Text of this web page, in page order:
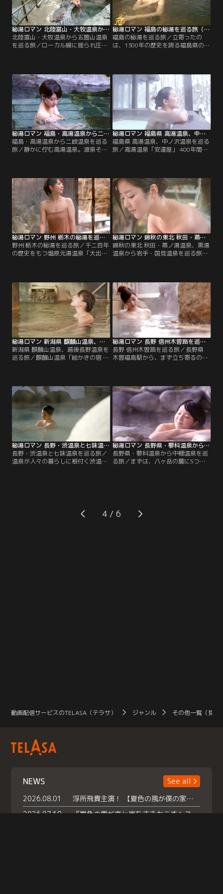
秘湯ロマン 北陸富山・大牧温泉から五箇山温泉を巡る旅（2016/02/24放送分）
北陸富山・大牧温泉から五箇山温泉
を巡る旅／ローカル線に揺られ庄川
泉 観光旅館」へ。渓谷にせり出す露
天岩風呂で絶景を堪能します。世界
遺産の里では、「五箇山荘」の露天
風呂で優しいお湯に身をまかせた
後、雪に抱かれた相倉集落を歩き合
掌造りの宿「庄七」へ。※紹介する
場所の営業時間などは取材当時の情
報です
秘湯ロマン 福島の秘湯を巡る旅（2017/06/25放送分）
福島の秘湯を巡る旅／立寄ったの
は、1300年の歴史を誇る福島県の古
東山温泉ではモダンな造りの老舗旅
館「庄助の宿 瀧の湯」へ。屋上にあ
る貸切露天風呂で満天の星空を見な
がらの湯浴みは最高！標高1000Mの
山腹に湧く横向温泉。※紹介する場
所の営業時間などは取材当時の情報
です
秘湯ロマン 福島・高湯温泉から二岐温泉を巡る旅（2016/03/23放送分）
福島・高湯温泉から二岐温泉を巡る
旅／静かに佇む高湯温泉。源泉そば
に癒されたら、茅葺屋根の湯小屋が
歴史を物語る「旅館 玉子湯」で、硫
黄の香と湯の花舞う湯治の名湯に浸
ります。※紹介する場所の営業時間
などは取材当時の情報です
秘湯ロマン 福島県 高湯温泉、中ノ沢温泉を巡る旅（2019/03/24放送分）
福島県 高湯温泉、中ノ沢温泉を巡る
旅／高湯温泉「安達屋」 400年間、
呂が。優しい肌触りの硫黄泉を楽し
みます。 中ノ沢温泉「御宿 万葉
亭」 安達太良山の山肌から湧き出す
強酸性のお湯、その湧出量は、何と
毎分1万リットル以上。※紹介する
場所の営業時間などは取材当時の情
報です
秘湯ロマン 野州 栃木の秘湯を巡る旅（2017/04/16放送分）
野州 栃木の秘湯を巡る旅／千二百年
の歴史をもつ塩原元湯温泉「大出
平家落人伝説が残る川俣湖温泉は、
数軒の民宿が点在する知る人ぞ知る
秘湯。湖畔の宿「瀬戸合荘」に立ち
寄り冷えた体を温めます。さらに鬼
怒川源流を遡り渓谷に湧く川俣温泉
「川俣一柳閣」へ。※紹介する場所
の営業時間などは取材当時の情報で
す
秘湯ロマン 錦秋の東北 秋田・蒸ノ湯温泉、黒湯温泉から岩手・国見温泉を巡る旅（2016/03/30放送分）
錦秋の東北 秋田・蒸ノ湯温泉、黒湯
温泉から岩手・国見温泉を巡る旅／
グラデーションに魅了された後、名
物の地熱浴を体験します。色づくブ
ナ林を抜け、乳頭温泉郷最も奥の
「黒湯温泉」へ。原生林に囲まれた
開放的な混浴露天風呂で、まろやか
な濁り湯を堪能します。秋田駒ヶ岳
中腹に湧く国見温泉。※紹介する場
所の営業時間などは取材当時の情報
です
秘湯ロマン 新潟県 麒麟山温泉、越後長野温泉を巡る旅（2017/07/09放送分）
新潟県 麒麟山温泉、越後長野温泉を
巡る旅／麒麟山温泉「絵かきの宿 福
阿賀野川に寄り添う、癒しのお湯を
堪能します。 越後長野温泉「妙湶和
樂 嵐渓荘」 昭和の風情を今に残す
登録有形文化財の宿。少し深めの立
ち湯、湯船の底には大きな石がごろ
ごろ。※紹介する場所の営業時間な
どは取材当時の情報です
秘湯ロマン 長野 信州木曽路を巡る旅（2017/01/08放送分）
長野 信州木曽路を巡る旅／長野県
木曽福島駅から、まず立ち寄るのは
します。妻籠宿でしばしタイムスリ
ップした後、木曽の秘境といわれる
柿其渓谷へ。一軒宿の「柿其温泉」
で、ご主人こだわりの木づくりの湯
船でラドンのお湯を楽しみます。※
紹介する場所の営業時間などは取材
当時の情報です
秘湯ロマン 長野・渋温泉と七味温泉を巡る旅（2016/02/10放送分）
長野・渋温泉と七味温泉を巡る旅／
温泉が人々の暮らしに根付く渋温
泉。外湯で唯一の濁り湯、「九番湯
ちりばめられた名旅館で、レトロモ
ダンな浪漫風呂を楽しみます。山道
秘湯ロマン 長野県・蓼科温泉から中棚温泉を巡る旅（2016/05/01放送分）
長野県・蓼科温泉から中棚温泉を巡
る旅／まずは、八ヶ岳の麓に5つの
の中、傘をかぶっての露天風呂はま
た格別。千曲川のほとり小諸に湧く
4
動画配信サービスのTELASA（テラサ） ジャンル その他一覧（見放
NEWS
See all
2026.08.01
浮所飛貴主演！ 【夏色の風が僕の家にやってきた】 本日よりテラサで独占配信スタート！
2026.07.18
『夏色の雲が恋と嵐をまきおこす』スペシャルメイキング 【Part1】2026年７月18日（土）23時30分～配信スタート！話題のシーンの裏側を大公開！豪華キャスト大集合！ 『武宮家 真夏の家族会議』開催！